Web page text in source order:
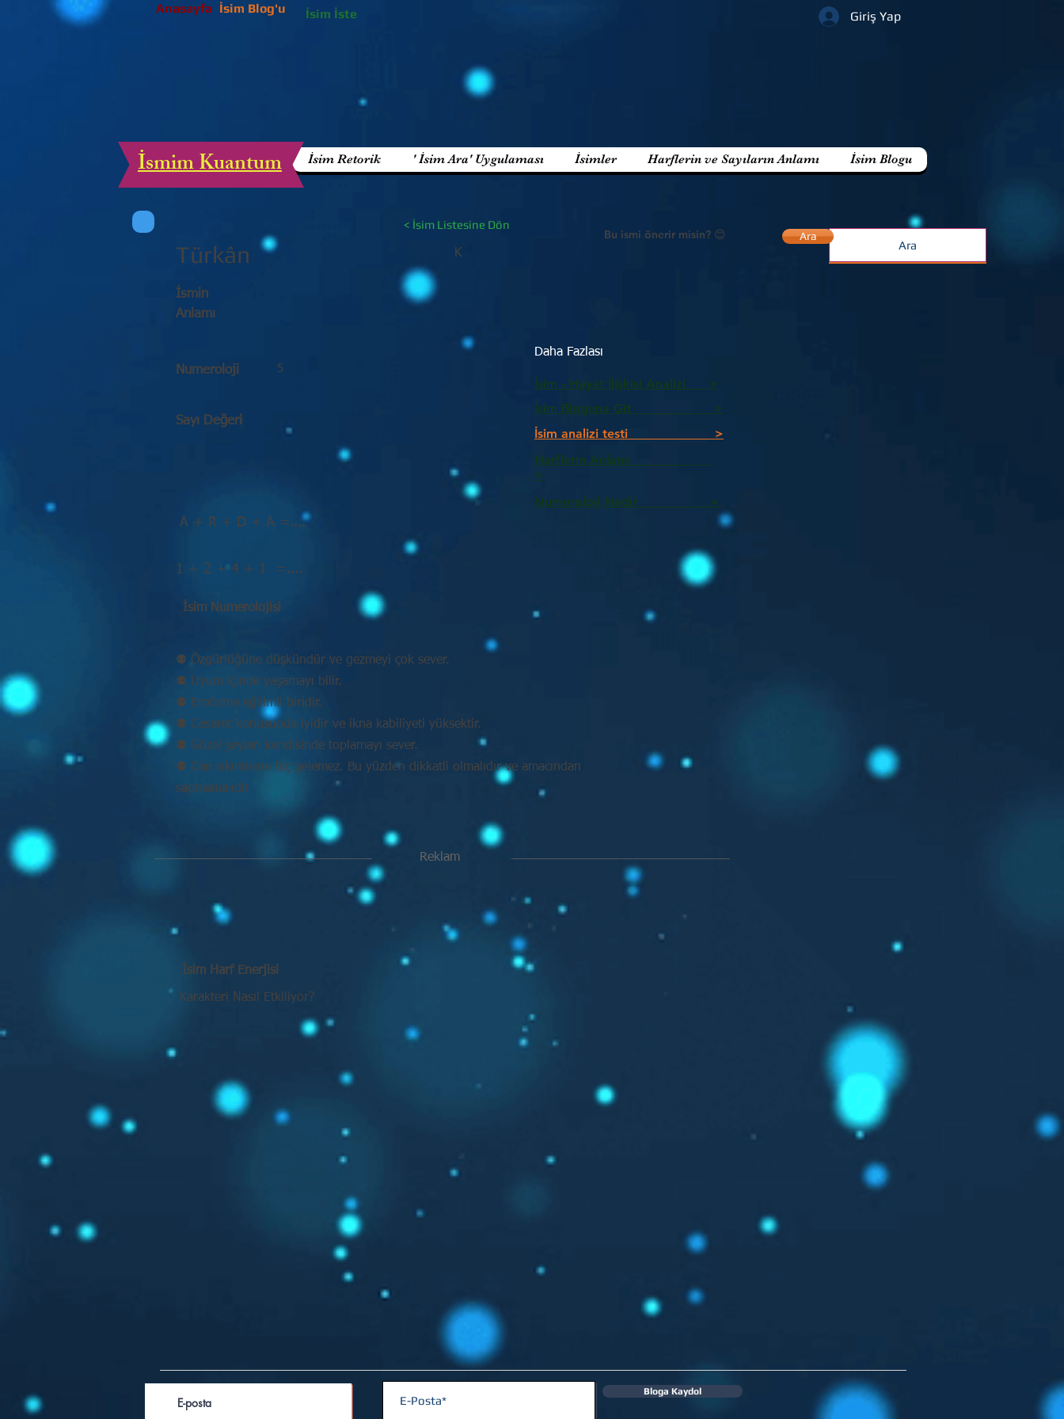
Anasayfa
Giriş Yap
İsim Blog'u İsim İste
İsim Retorik ' İsim Ara' Uygulaması İsimler Harflerin ve Sayıların Anlamı İsim Blogu
İsmim Kuantum
< İsim Listesine Dön
Türkân K
Bu ismi önerir misin? 😊
İsmin
Anlamı
Numeroloji 5
Sayı Değeri
A + R + D + A =....
Daha Fazlası
İsim - Hayat İlişkisi Analizi >
İsim Bloguna Git >
İsim analizi testi >
Harflerin Anlamı
>
Numeroloji Nedir_________ >
1 + 2 + 4 + 1 =....
İsim Numerolojisi
⚉ Özgürlüğüne düşkündür ve gezmeyi çok sever.
⚉ Uyum içinde yaşamayı bilir.
⚉ Erotizme eğilimli biridir.
⚉ Cesaret konusunda iyidir ve ikna kabiliyeti yüksektir.
⚉ Güzel şeyleri kendisinde toplamayı sever.
⚉ Can sıkıntısına hiç gelemez. Bu yüzden dikkatli olmalıdır ve amacından
sapmamalıdır
Reklam
İsim Harf Enerjisi
Karakteri Nasıl Etkiliyor?
Ara
Bloga Kaydol